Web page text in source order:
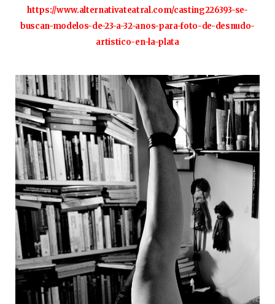
https://www.alternativateatral.com/casting226393-se-
buscan-modelos-de-23-a-32-anos-para-foto-de-desnudo-
artistico-en-la-plata